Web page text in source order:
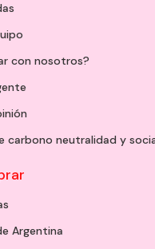
con nosotros?
carbono neutralidad y
Argentina